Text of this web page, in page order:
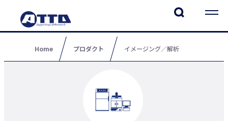
Home プロダクト イメージング／解析